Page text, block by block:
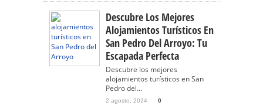
Descubre Los Mejores
Alojamientos Turísticos En
San Pedro Del Arroyo: Tu
Escapada Perfecta
Descubre los mejores
alojamientos turísticos en San
Pedro del...
2 agosto, 2024 0